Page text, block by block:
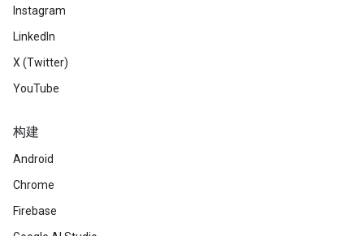
Instagram
LinkedIn
X (Twitter)
YouTube
构建
Android
Chrome
Firebase